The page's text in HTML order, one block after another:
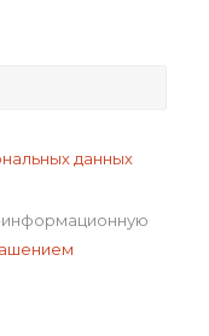
данных
информационную